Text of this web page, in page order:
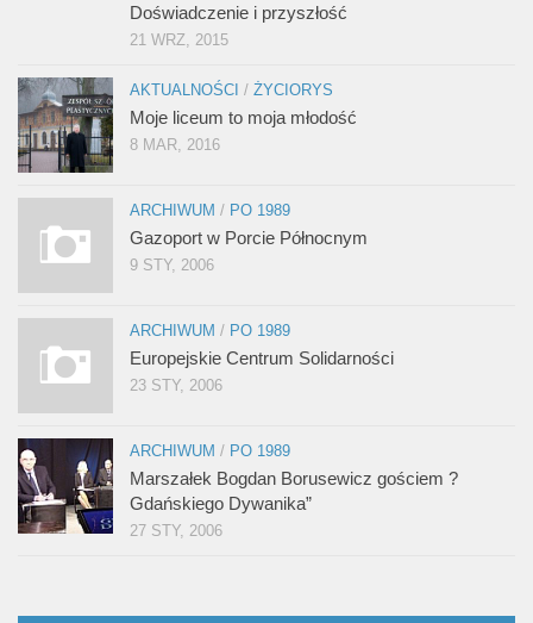
Doświadczenie i przyszłość
21 WRZ, 2015
AKTUALNOŚCI / ŻYCIORYS
Moje liceum to moja młodość
8 MAR, 2016
ARCHIWUM / PO 1989
Gazoport w Porcie Północnym
9 STY, 2006
ARCHIWUM / PO 1989
Europejskie Centrum Solidarności
23 STY, 2006
ARCHIWUM / PO 1989
Marszałek Bogdan Borusewicz gościem ?
Gdańskiego Dywanika”
27 STY, 2006